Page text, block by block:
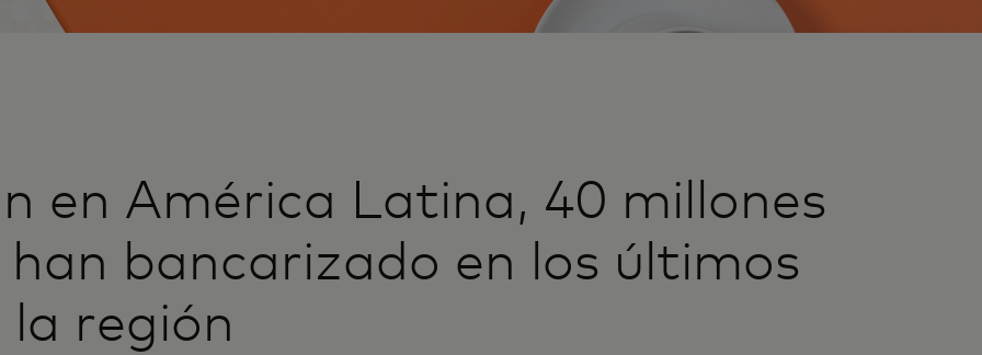
en América Latina, 40 millones
han bancarizado en los últimos
la región